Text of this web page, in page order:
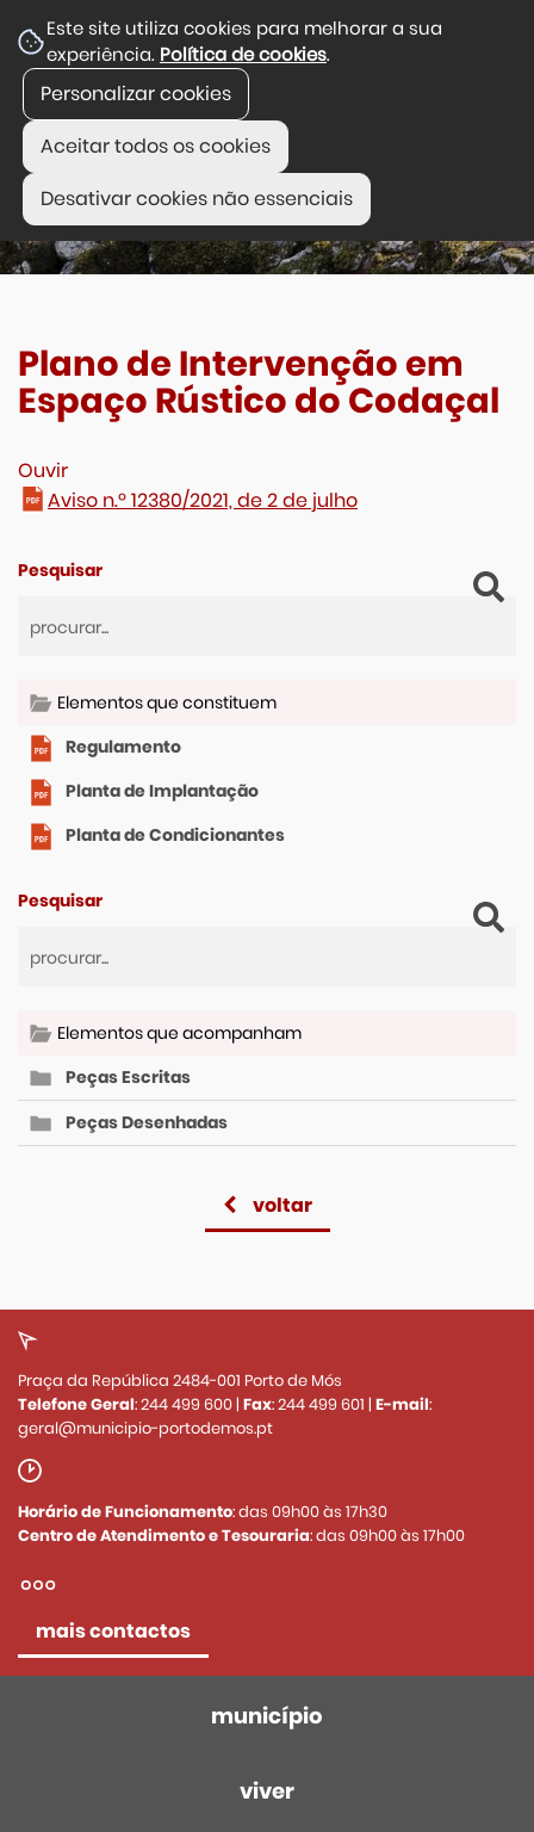
Este site utiliza cookies para melhorar a sua
experiência. Política de cookies.
Personalizar cookies
Aceitar todos os cookies
Desativar cookies não essenciais
Plano de Intervenção em
Espaço Rústico do Codaçal
Ouvir
Aviso n.º 12380/2021, de 2 de julho
Pesquisar
Elementos que constituem
Regulamento
Planta de Implantação
Planta de Condicionantes
Pesquisar
Elementos que acompanham
Peças Escritas
Peças Desenhadas
voltar
Praça da República 2484-001 Porto de Mós
Telefone Geral:244 499 600| Fax:244 499 601 | E-mail:
geral@municipio-portodemos.pt
Horário de Funcionamento: das 09h00 às 17h30
Centro de Atendimento e Tesouraria: das 09h00 às 17h00
mais contactos
município
viver